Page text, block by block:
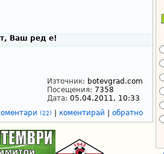
Ваш ред е!
Източник: botevgrad.com
Посещения: 7358
Дата: 05.04.2011, 10:33
(22) коментирай обратно